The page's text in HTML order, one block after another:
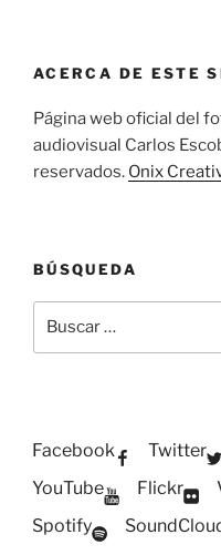
ACERCA DE ESTE
Página web oficial del
audiovisual Carlos
reservados. Onix
BÚSQUEDA
por:
Facebook Twitter
YouTube
Flickr
Spotify